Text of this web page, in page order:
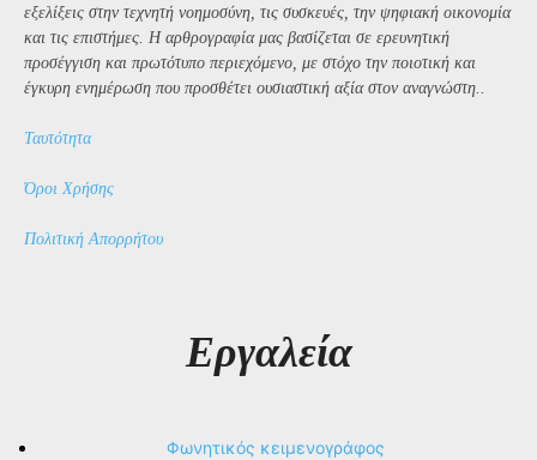
εξελίξεις στην τεχνητή νοημοσύνη, τις συσκευές, την ψηφιακή οικονομία
και τις επιστήμες. Η αρθρογραφία μας βασίζεται σε ερευνητική
προσέγγιση και πρωτότυπο περιεχόμενο, με στόχο την ποιοτική και
έγκυρη ενημέρωση που προσθέτει ουσιαστική αξία στον αναγνώστη..
Ταυτότητα
Όροι Χρήσης
Πολιτική Απορρήτου
Εργαλεία
Φωνητικός κειμενογράφος